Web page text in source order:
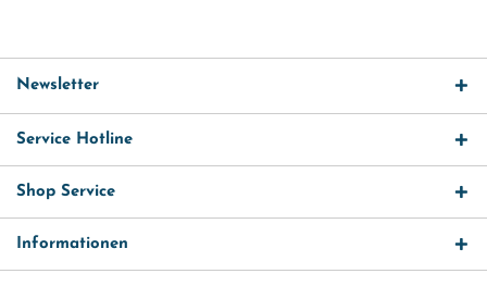
Newsletter
Service Hotline
Shop Service
Informationen